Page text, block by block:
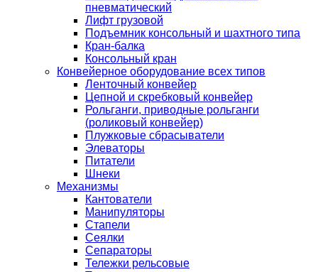
пневматический
Лифт грузовой
Подъемник консольный и шахтного типа
Кран-балка
Консольный кран
Конвейерное оборудование всех типов
Ленточный конвейер
Цепной и скребковый конвейер
Рольганги, приводные рольганги
(роликовый конвейер)
Плужковые сбрасыватели
Элеваторы
Питатели
Шнеки
Механизмы
Кантователи
Манипуляторы
Стапели
Сеялки
Сепараторы
Тележки рельсовые